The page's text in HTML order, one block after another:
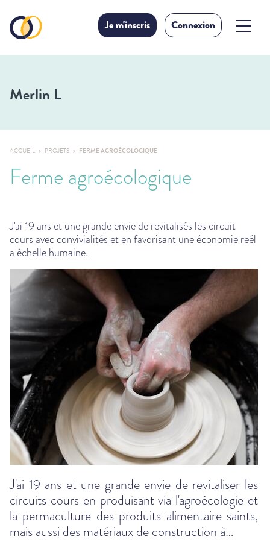
Je m'inscris Connexion
Merlin L
ACCUEIL PROJETS FERME AGROÉCOLOGIQUE
Ferme agroécologique
J'ai 19 ans et une grande envie de revitalisés les circuit
cours avec convivialités et en favorisant une économie reél
a échelle humaine.
J'ai 19 ans et une grande envie de revitaliser les
circuits cours en produisant via l'agroécologie et
la permaculture des produits alimentaire saints,
mais aussi des matériaux de construction à…